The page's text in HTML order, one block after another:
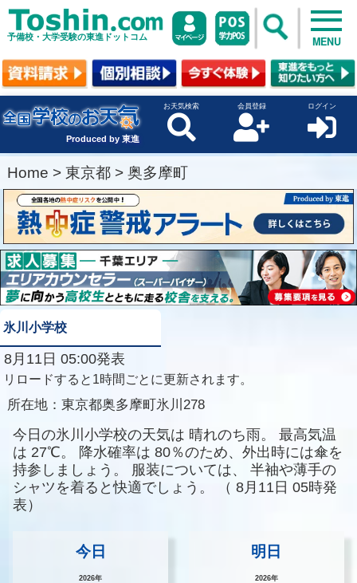
予備校・大学受験の東進ドットコム MENU
Produced by 東進
お天気検索 会員登録 ログイン
Home > 東京都 > 奥多摩町
氷川小学校
8月11日 05:00発表
リロードすると1時間ごとに更新されます。
所在地： 東京都奥多摩町氷川278
今日の氷川小学校の天気は 晴れのち雨。
最高気温
は 27℃。 降水確率は 80％のため、外出時には傘を
持参しましょう。
服装については、
半袖や薄手の
シャツを着ると快適でしょう。
（ 8月11日 05時発
表）
今日
2026年
明日
2026年